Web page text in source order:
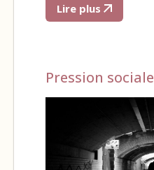
Lire plus
Pression sociale